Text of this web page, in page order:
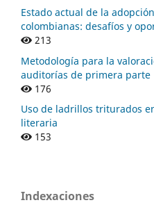
Estado actual de la
colombianas: desafíos y
213
Metodología para la
auditorías de primera parte
176
Uso de ladrillos triturados
literaria
153
Indexaciones